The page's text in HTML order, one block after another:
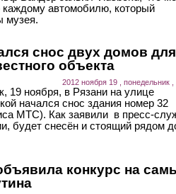
каждому автомобилю, который
музея.
снос двух домов для
объекта
2012 ноября 19 , понедельник ,
19 ноября, в Рязани на улице
начался снос здания номер 32
МТС). Как заявили в пресс-
будет снесён и стоящий рядом
конкурс на